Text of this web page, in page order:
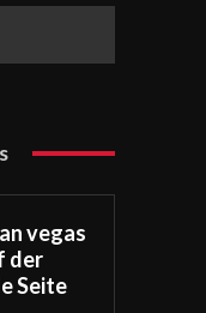
vegas
der
Seite